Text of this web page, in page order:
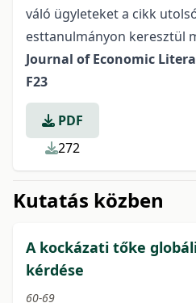
váló ügyleteket a cikk
esttanulmányon keresztül
Journal of Economic
F23
PDF
272
Kutatás közben
A kockázati tőke
kérdése
60-69